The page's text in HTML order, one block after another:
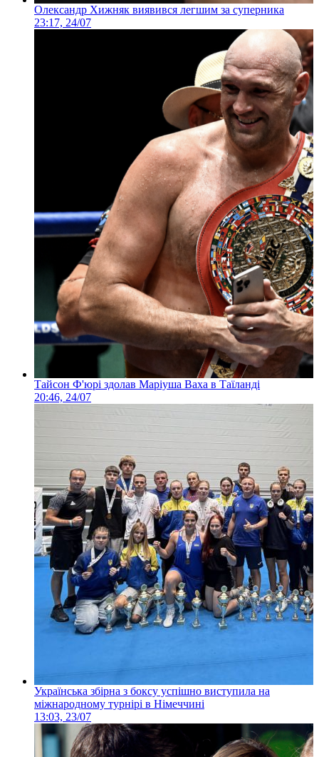
Олександр Хижняк виявився легшим за суперника
23:17, 24/07
Тайсон Ф'юрі здолав Маріуша Ваха в Таїланді
20:46, 24/07
Українська збірна з боксу успішно виступила на
міжнародному турнірі в Німеччині
13:03, 23/07